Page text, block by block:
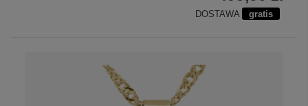
DOSTAWA gratis